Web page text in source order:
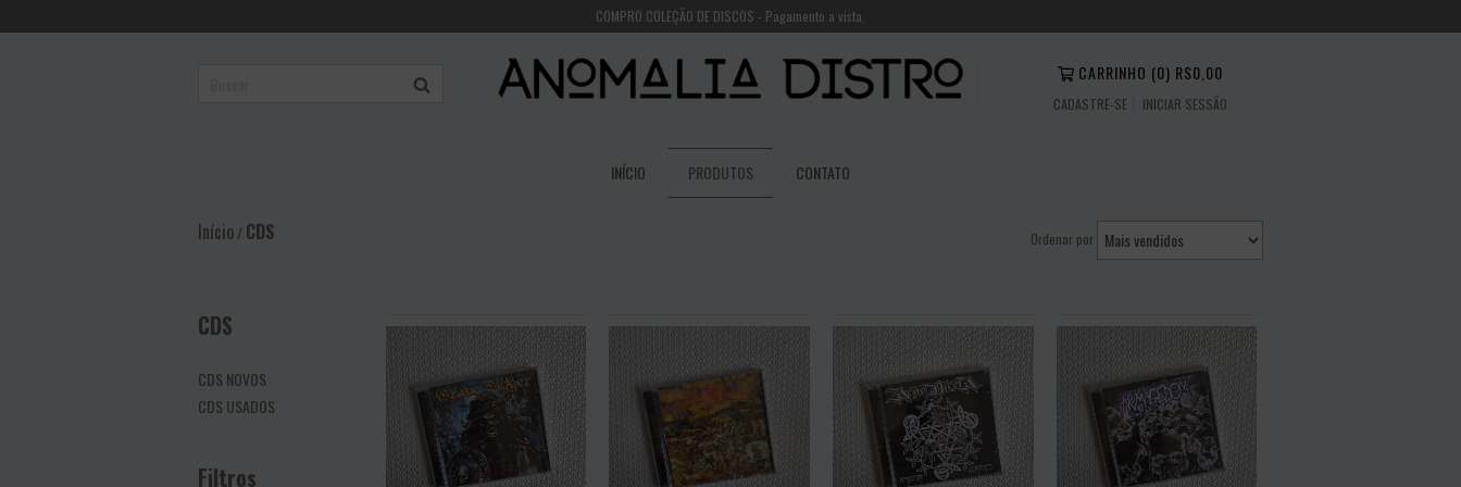
COMPRO COLEÇÃO DE DISCOS - Pagamento a vista.
CARRINHO (0) R$0,00
CADASTRE-SE INICIAR SESSÃO
INÍCIO PRODUTOS CONTATO
Início/CDS Ordenar por
CDS
CDS NOVOS
CDS USADOS
Filtros